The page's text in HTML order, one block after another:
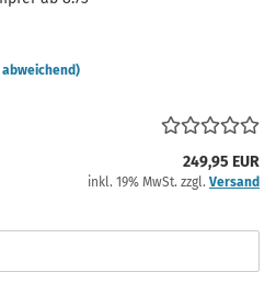
249,95 EUR
inkl. 19% MwSt. zzgl. Versand